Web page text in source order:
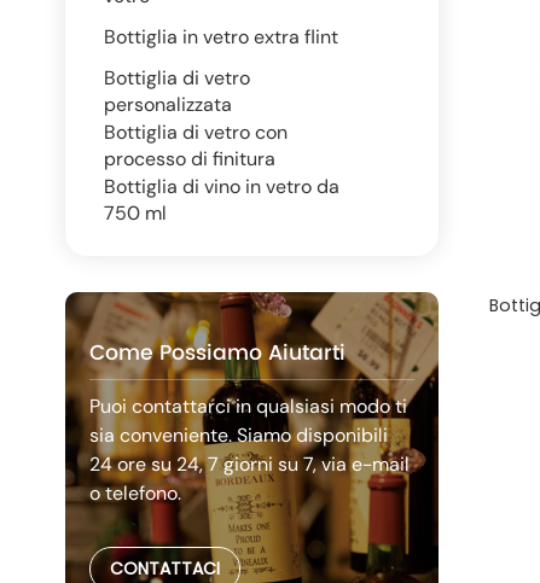
Bottiglia in vetro extra flint
Bottiglia di vetro
personalizzata
Bottiglia di vetro con
processo di finitura
Bottiglia di vino in vetro da
750 ml
Come Possiamo Aiutarti
Puoi contattarci in qualsiasi modo ti
sia conveniente. Siamo disponibili
24 ore su 24, 7 giorni su 7, via e-mail
o telefono.
CONTATTACI